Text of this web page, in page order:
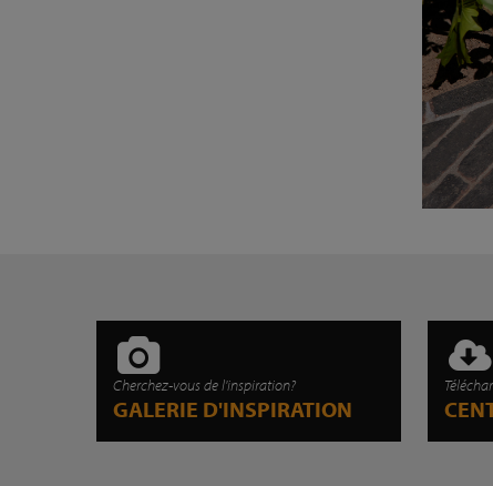
Cherchez-vous de l'inspiration?
GALERIE D'INSPIRATION